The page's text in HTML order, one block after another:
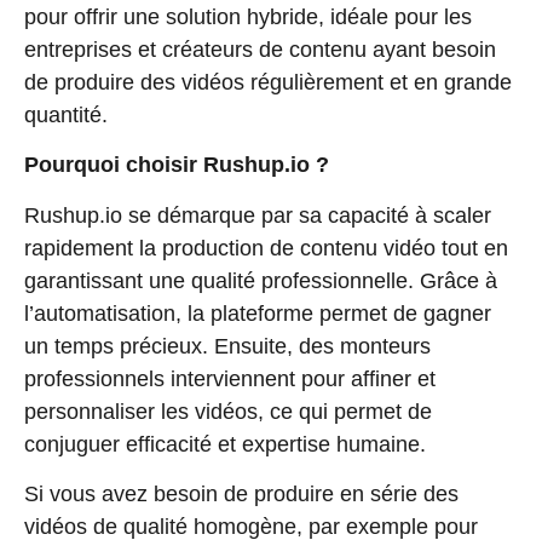
pour offrir une solution hybride, idéale pour les
entreprises et créateurs de contenu ayant besoin
de produire des vidéos régulièrement et en grande
quantité.
Pourquoi choisir Rushup.io ?
Rushup.io se démarque par sa capacité à scaler
rapidement la production de contenu vidéo tout en
garantissant une qualité professionnelle. Grâce à
l’automatisation, la plateforme permet de gagner
un temps précieux. Ensuite, des monteurs
professionnels interviennent pour affiner et
personnaliser les vidéos, ce qui permet de
conjuguer efficacité et expertise humaine.
Si vous avez besoin de produire en série des
vidéos de qualité homogène, par exemple pour